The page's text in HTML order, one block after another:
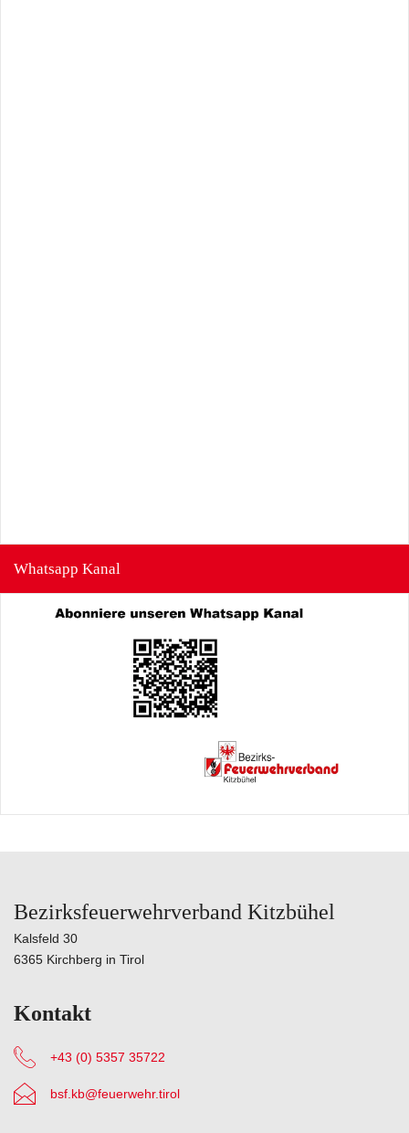
Whatsapp Kanal
Bezirksfeuerwehrverband Kitzbühel
Kalsfeld 30
6365 Kirchberg in Tirol
Kontakt
+43 (0) 5357 35722
bsf.kb@feuerwehr.tirol